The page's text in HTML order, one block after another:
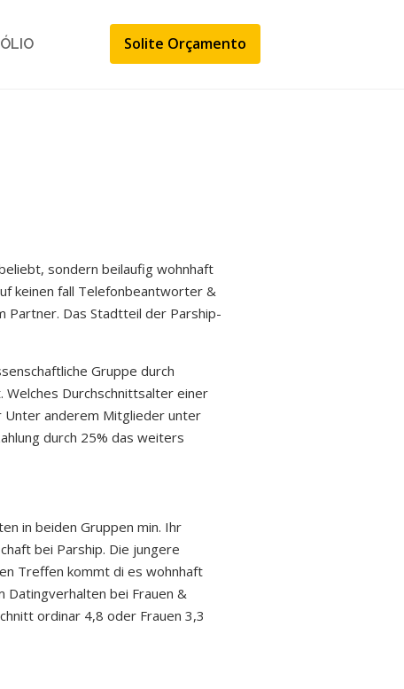
Solite Orçamento
sondern beilaufig wohnhaft
keinen fall Telefonbeantworter &
Partner. Das Stadtteil der Parship-
Gruppe durch
Durchschnittsalter einer
Unter anderem Mitglieder unter
durch 25% das weiters
in beiden Gruppen min. Ihr
bei Parship. Die jungere
Treffen kommt di es wohnhaft
Datingverhalten bei Frauen &
ordinar 4,8 oder Frauen 3,3